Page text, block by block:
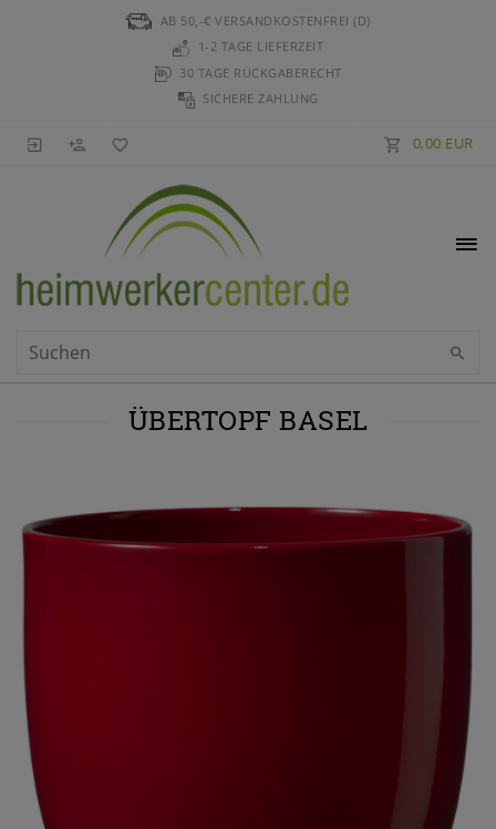
AB 50,-€ VERSANDKOSTENFREI (D)
1-2 TAGE LIEFERZEIT
30 TAGE RÜCKGABERECHT
SICHERE ZAHLUNG
0,00 EUR
ÜBERTOPF BASEL